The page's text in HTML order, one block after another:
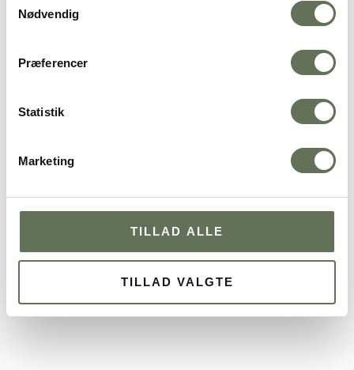
Nødvendig
Præferencer
Statistik
Marketing
TILLAD ALLE
TILLAD VALGTE